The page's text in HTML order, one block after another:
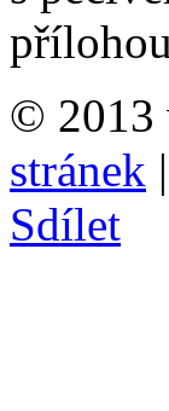
© 2013
stránek |
Sdílet